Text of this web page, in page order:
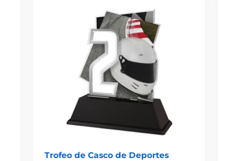
Trofeo de Casco de Deportes